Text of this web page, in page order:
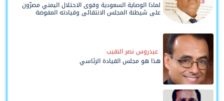
لماذا الوصاية السعودية وقوى الاحتلال اليمني مصرّون
على شيطنة المجلس الانتقالي وقيادته المفوضة
عيدروس نصر النقيب
هذا هو مجلس القيادة الرئاسي